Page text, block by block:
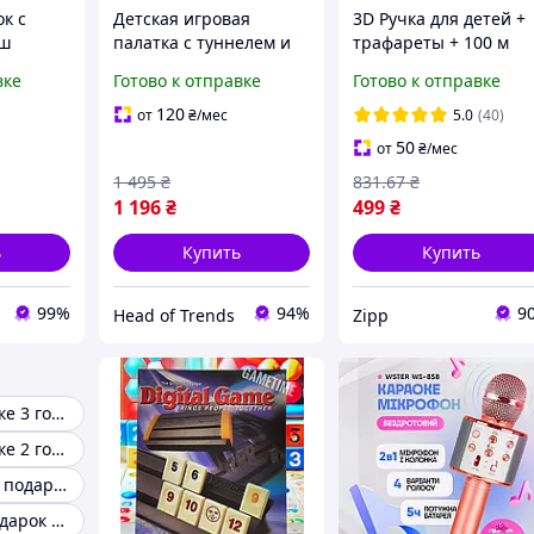
с
99%
Детская игровая
палатка с туннелем и
домик для девочек,
игровой комплекс для
Готово к отправке
от 120₴/мес
1 196₴
1 495 ₴
Купить
Head of Trends 94%
3D Ручка для детей +
трафареты + 100 м
3DPen с LCD
3D Ручка Розовая | 3д
ручка
Готово к отправке
5.0 (40)
от50₴/мес
499₴
831.67 ₴
Купить
Zipp
Подарок девочке 3 года
Подарок девочке 2 года
Девочке 4 года подарок
Новогодний подарок для девочки